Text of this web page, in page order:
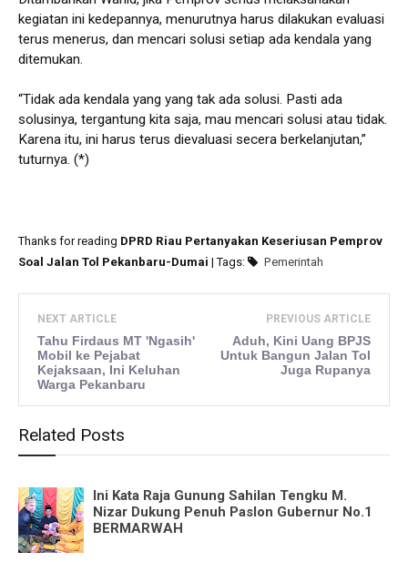
kegiatan ini kedepannya, menurutnya harus dilakukan evaluasi
terus menerus, dan mencari solusi setiap ada kendala yang
ditemukan.
“Tidak ada kendala yang yang tak ada solusi. Pasti ada
solusinya, tergantung kita saja, mau mencari solusi atau tidak.
Karena itu, ini harus terus dievaluasi secera berkelanjutan,”
tuturnya. (*)
Thanks for reading DPRD Riau Pertanyakan Keseriusan Pemprov
Soal Jalan Tol Pekanbaru-Dumai | Tags: Pemerintah
NEXT ARTICLE
Tahu Firdaus MT 'Ngasih'
Mobil ke Pejabat
Kejaksaan, Ini Keluhan
Warga Pekanbaru
PREVIOUS ARTICLE
Aduh, Kini Uang BPJS
Untuk Bangun Jalan Tol
Juga Rupanya
Related Posts
Ini Kata Raja Gunung Sahilan Tengku M.
Nizar Dukung Penuh Paslon Gubernur No.1
BERMARWAH